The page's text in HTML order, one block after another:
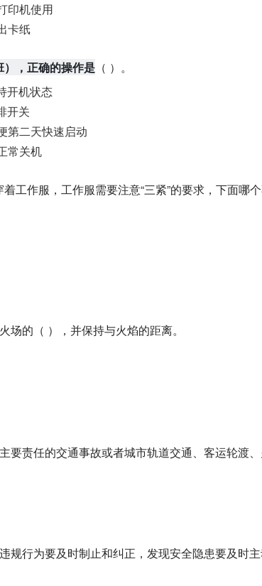
印机使用
卡纸
，正确的操作是
（ ）。
开机状态
开关
第二天快速启动
常关机
工作服，工作服需要注意“三紧”的要求，下面哪
10、在灭火中，扑救人员应站在火场的（ ），并保持与火焰的距离。
要责任的交通事故或者城市轨道交通、客运轮渡
规行为要及时制止和纠正，发现安全隐患要及时主